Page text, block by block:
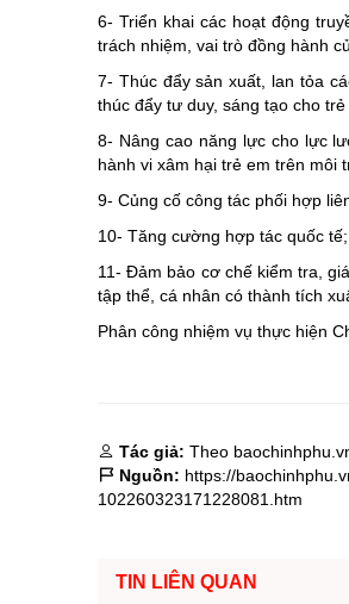
6- Triển khai các hoạt động
trách nhiệm, vai trò đồng hành
7- Thúc đẩy sản xuất, lan tỏa
thúc đẩy tư duy, sáng tạo cho trẻ
8- Nâng cao năng lực cho lực
hành vi xâm hại trẻ em trên môi
9- Củng cố công tác phối hợp
10- Tăng cường hợp tác quốc tế;
11- Đảm bảo cơ chế kiểm tra,
tập thể, cá nhân có thành tích
Phân công nhiệm vụ thực hiện
Tác giả: Theo
Nguồn: https://
102260323171228081.htm
TIN LIÊN QUAN